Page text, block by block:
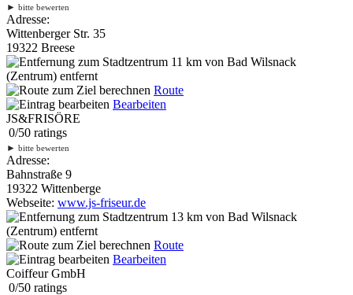
► bitte bewerten
Adresse:
Wittenberger Str. 35
19322 Breese
11 km von Bad Wilsnack
(Zentrum) entfernt
Route
Bearbeiten
JS&FRISÖRE
0/50 ratings
► bitte bewerten
Adresse:
Bahnstraße 9
19322 Wittenberge
Webseite: www.js-friseur.de
13 km von Bad Wilsnack
(Zentrum) entfernt
Route
Bearbeiten
Coiffeur GmbH
0/50 ratings